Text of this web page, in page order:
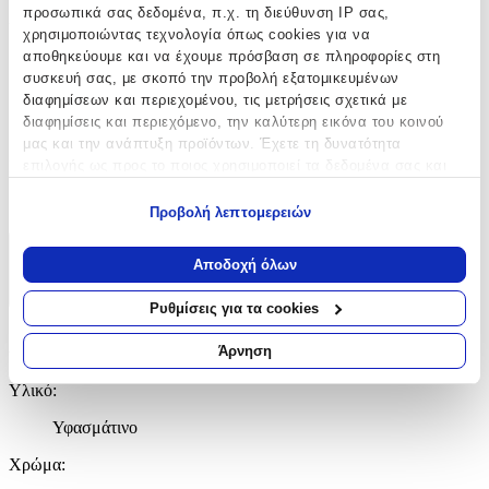
προσωπικά σας δεδομένα, π.χ. τη διεύθυνση IP σας,
χρησιμοποιώντας τεχνολογία όπως cookies για να
αποθηκεύουμε και να έχουμε πρόσβαση σε πληροφορίες στη
συσκευή σας, με σκοπό την προβολή εξατομικευμένων
διαφημίσεων και περιεχομένου, τις μετρήσεις σχετικά με
διαφημίσεις και περιεχόμενο, την καλύτερη εικόνα του κοινού
μας και την ανάπτυξη προϊόντων. Έχετε τη δυνατότητα
Να συλλέξουμε πληροφορίες σχετικά με τη γεωγραφική
σας τοποθεσία, οι οποίες μπορεί να είναι ακριβείς σε
απόσταση μερικών μέτρων
Να αναγνωρίσουμε τη συσκευή σας σαρώνοντας ενεργά
για συγκεκριμένα χαρακτηριστικά (δακτυλικό αποτύπωμα)
Μάθετε περισσότερα σχετικά με τον τρόπο επεξεργασίας των
προσωπικών σας δεδομένων και καθορίστε τις προτιμήσεις σας
ανακαλέσετε τη συγκατάθεσή σας ανά πάσα στιγμή από τη
Δήλωση Cookies.
Προβολή λεπτομερειών
Αποδοχή όλων
Ρυθμίσεις για τα cookies
Άρνηση
Χρώμα:
Πολύχρωμο
με Led
Όχι
Die Spiegelburg
+
Χαρακτηριστικά
Υλικό:
Υφασμάτινο
Χρώμα: